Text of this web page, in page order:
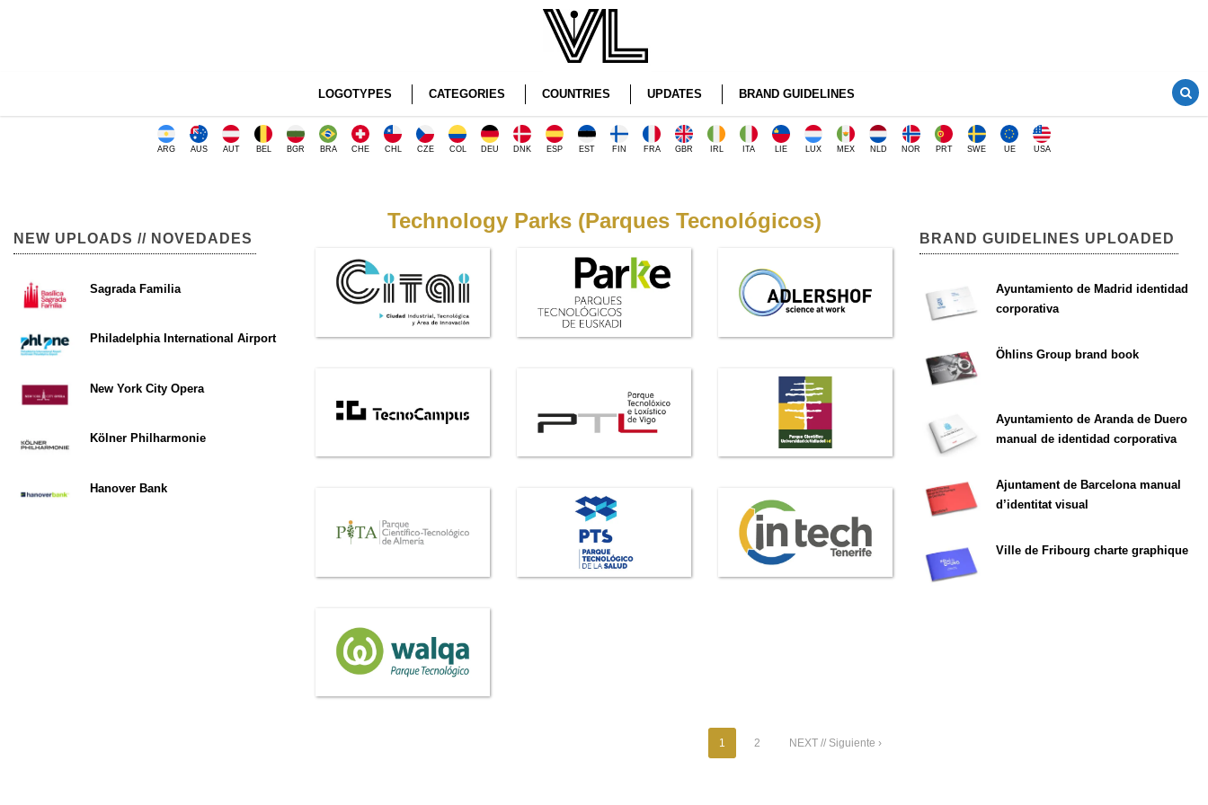
LOGOTYPES CATEGORIES COUNTRIES UPDATES BRAND GUIDELINES
ARG AUS AUT BEL BGR BRA CHE CHL CZE COL DEU DNK ESP EST FIN FRA GBR IRL ITA LIE LUX MEX NLD NOR PRT SWE UE USA
Technology Parks (Parques Tecnológicos)
1 2 NEXT // Siguiente ›
NEW UPLOADS // NOVEDADES
Sagrada Familia
Philadelphia International Airport
New York City Opera
Kölner Philharmonie
Hanover Bank
BRAND GUIDELINES UPLOADED
Ayuntamiento de Madrid identidad
corporativa
Öhlins Group brand book
Ayuntamiento de Aranda de Duero
manual de identidad corporativa
Ajuntament de Barcelona manual
d’identitat visual
Ville de Fribourg charte graphique